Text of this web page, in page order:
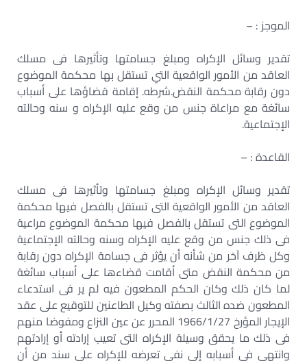
الموجز : –
تقدير وسائل الإكراه ومبلغ جسامتها وتأثيرها فى مسلك
العاقد من الأمور الواقعية التي تستقل بها محكمة الموضوع
دون رقابة محكمة النقض.شرطه. إقامة قضاؤها على أسباب
سائغة مع مراعاة جنس من وقع عليه الإكراه و سنه وحالته
الإجتماعية.
القاعدة : –
تقدير وسائل الإكراه ومبلغ جسامتها وتأثيرها فى مسلك
العاقد من الأمور الواقعية التى تستقل بالفصل فيها محكمة
الموضوع التى تستقل بالفصل فيها محكمة الموضوع مراعية
فى ذلك جنس من وقع عليه الإكراه وسنه وحالته الإجتماعية
وكل ظرف آخر من شأنه أن يؤثر فى جسامة الإكراه دون رقابة
من محكمة النقض متى أقامت قضاءها على أسباب سائغة
لما كان ذلك وكان الحكم المطعون فيه لم ير فى استدعاء
المطعون ضده الثالث بصفته وكيل الطاعنين للتوقيع على عقد
الإيجار المؤرخ 1966/1/27 المحرر عن عين النزاع ومفوضا منهم
فى ذلك ما يحقق وسيلة الإكراه التى تعيب إرادته أو إرادتهم
وانتهى فى أسبابه إلى نفى تعرضه للإكراه على سند من أن